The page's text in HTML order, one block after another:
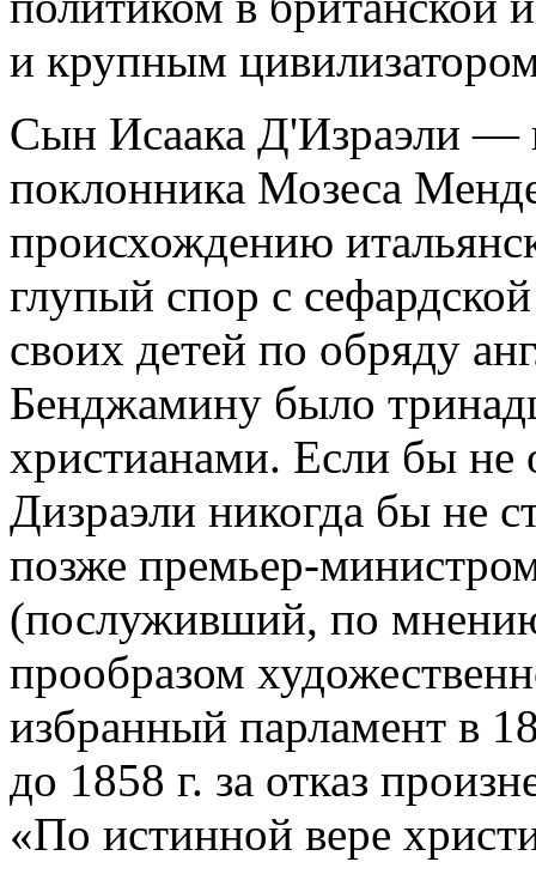
и крупным
Сын Исаака Д'Израэли —
поклонника Мозеса
происхождению
глупый спор с
своих детей по обряду
Бенджамину было
христианами. Если бы не
Дизраэли никогда бы не
позже премьер-
(послуживший, по
прообразом
избранный парламент в
до 1858 г. за отказ
«По истинной вере